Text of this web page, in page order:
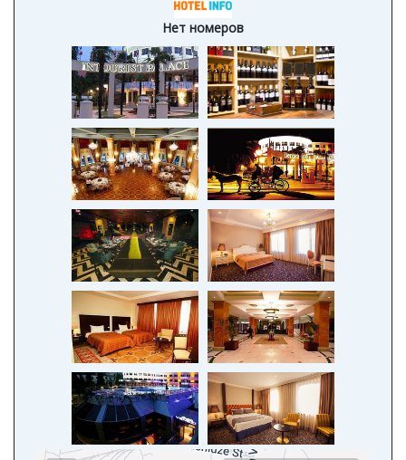
Нет номеров